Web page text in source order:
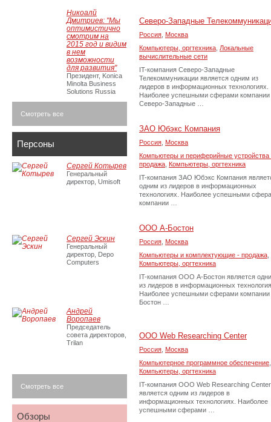
Северо-Западные
Россия Москва
Компьютеры, оргтехника Локальные
вычислительные сети
IT-компания Северо-Западные
Телекоммуникации является одним из
лидеров в информационных технологиях.
Наиболее успешными сферами компании
Северо-Западные …
ЗАО Юбэкс Компания
Россия Москва
Компьютеры и периферийные устройства
продажа Компьютеры, оргтехника
IT-компания ЗАО Юбэкс Компания
одним из лидеров в информационных
технологиях. Наиболее успешными
компании …
ООО А-Бостон
Россия Москва
Компьютеры и комплектующие - продажа
Компьютеры, оргтехника
IT-компания ООО А-Бостон является
из лидеров в информационных
Наиболее успешными сферами
Бостон …
OOO Web Researching Center
Россия Москва
Компьютерное программное обеспечение
Компьютеры, оргтехника
IT-компания OOO Web Researching Center
является одним из лидеров в
информационных технологиях. Наиболее
успешными сферами …
Никоалй
Дмитриев: "Мы
оптимистично
смотрим на
2015 год и видим
в нем
возможности
для развития"
Президент, Konica
Minolta Business
Solutions Russia
Смотреть все
Персоны
Сергей Котырев
Генеральный
директор, Umisoft
Сергей Эскин
Генеральный
директор, Depo
Computers
Андрей
Воропаев
Председатель
совета директоров,
Trilan
Смотреть все
Обзоры